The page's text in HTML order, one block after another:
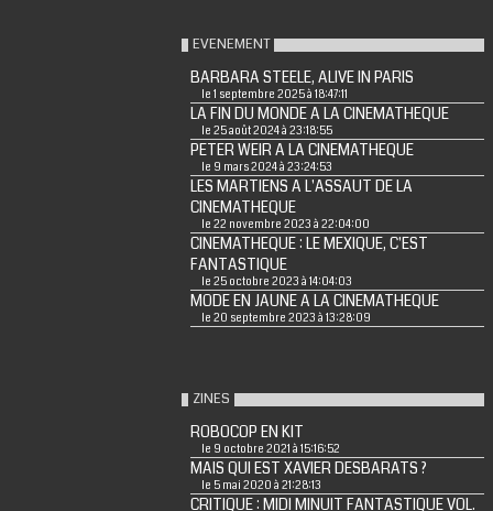
EVENEMENT
BARBARA STEELE, ALIVE IN PARIS
le 1 septembre 2025 à 18:47:11
LA FIN DU MONDE A LA CINEMATHEQUE
le 25 août 2024 à 23:18:55
PETER WEIR A LA CINEMATHEQUE
le 9 mars 2024 à 23:24:53
LES MARTIENS A L'ASSAUT DE LA
CINEMATHEQUE
le 22 novembre 2023 à 22:04:00
CINEMATHEQUE : LE MEXIQUE, C'EST
FANTASTIQUE
le 25 octobre 2023 à 14:04:03
MODE EN JAUNE A LA CINEMATHEQUE
le 20 septembre 2023 à 13:28:09
ZINES
ROBOCOP EN KIT
le 9 octobre 2021 à 15:16:52
MAIS QUI EST XAVIER DESBARATS ?
le 5 mai 2020 à 21:28:13
CRITIQUE : MIDI MINUIT FANTASTIQUE VOL.